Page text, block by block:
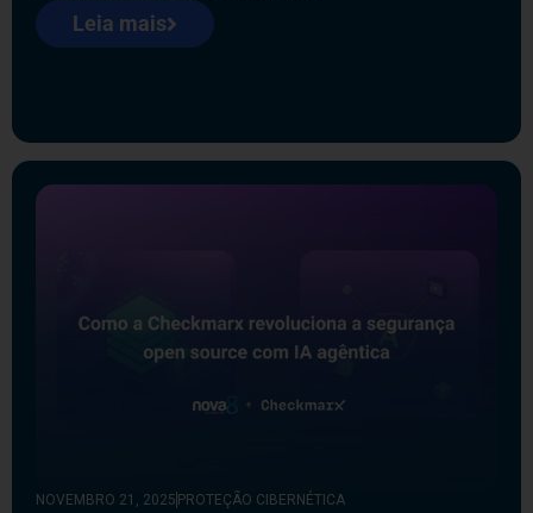
Leia mais
NOVEMBRO 21, 2025 PROTEÇÃO CIBERNÉTICA